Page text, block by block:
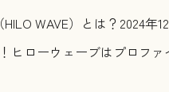
WAVE）とは？2024
ヒローウェーブはプロフ